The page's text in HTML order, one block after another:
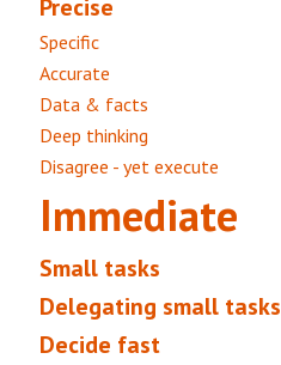
Precise
Specific
Accurate
Data & facts
Deep thinking
Disagree - yet execute
Immediate
Small tasks
Delegating small tasks
Decide fast